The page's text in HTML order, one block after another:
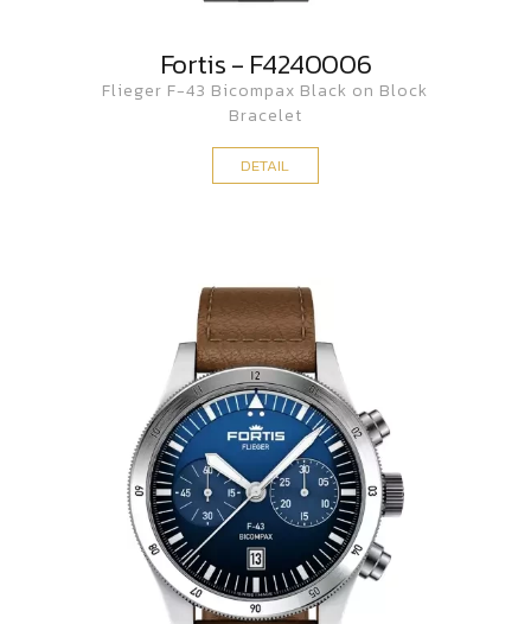
Fortis - F4240006
Flieger F-43 Bicompax Black on Block
Bracelet
DETAIL